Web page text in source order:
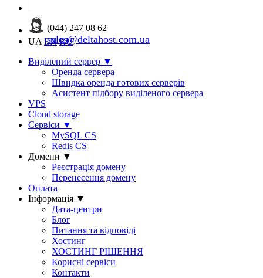
(044) 247 08 62
sales@deltahost.com.ua
UA EN RU
Виділений сервер ▼
Оренда сервера
Швидка оренда готових серверів
Асистент підбору виділеного сервера
VPS
Cloud storage
Сервіси ▼
MySQL CS
Redis CS
Домени ▼
Реєстрація домену
Перенесення домену
Оплата
Інформація ▼
Дата-центри
Блог
Питання та відповіді
Хостинг
ХОСТИНГ РІШЕННЯ
Корисні сервіси
Контакти